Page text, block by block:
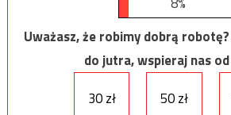
Uważasz, że robimy dobrą
do jutra, wspieraj nas
30 zł
50 zł